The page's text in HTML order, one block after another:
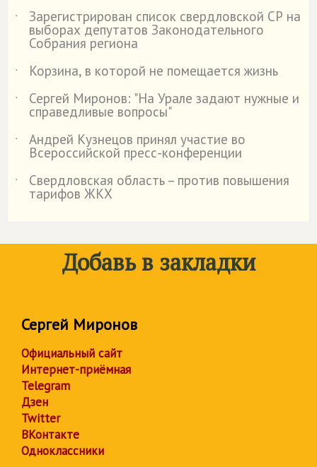
˙ Зарегистрирован список свердловской СР на
выборах депутатов Законодательного
Собрания региона
˙
Корзина, в которой не помещается жизнь
˙
Сергей Миронов: "На Урале задают нужные и
справедливые вопросы"
˙
Андрей Кузнецов принял участие во
Всероссийской пресс-конференции
˙
Свердловская область – против повышения
тарифов ЖКХ
Добавь в закладки
Сергей Миронов
Официальный сайт
Интернет-приёмная
Telegram
Дзен
Twitter
ВКонтакте
Одноклассники